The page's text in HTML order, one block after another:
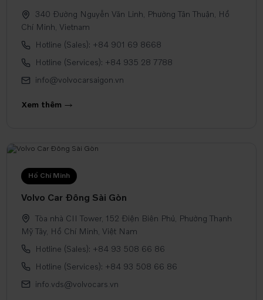
340 Đường Nguyễn Văn Linh, Phường Tân Thuận, Hồ
Chí Minh, Vietnam
Hotline (Sales): +84 901 69 8668
Hotline (Services): +84 935 28 7788
info@volvocarsaigon.vn
Xem thêm
Hồ Chí Minh
Volvo Car Đông Sài Gòn
Tòa nhà CII Tower, 152 Điện Biên Phủ, Phường Thạnh
Mỹ Tây, Hồ Chí Minh, Việt Nam
Hotline (Sales): +84 93 508 66 86
Hotline (Services): +84 93 508 66 86
info.vds@volvocars.vn